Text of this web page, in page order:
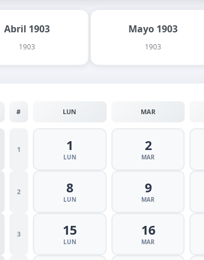
Abril 1903
1903
Mayo 1903
1903
# LUN MAR
1 1
LUN
2
MAR
2 8
LUN
9
MAR
3 15
LUN
16
MAR